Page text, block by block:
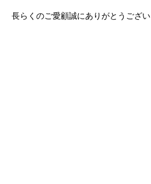
長らくのご愛顧誠にありがとうござい